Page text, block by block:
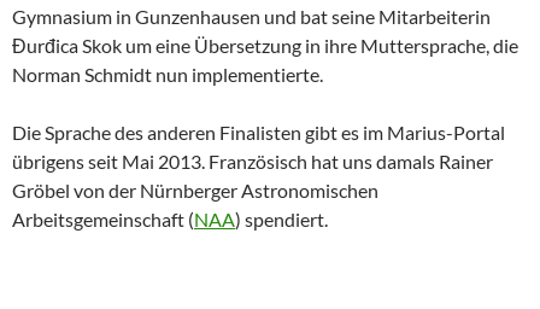
Gymnasium in Gunzenhausen und bat seine Mitarbeiterin
Đurđica Skok um eine Übersetzung in ihre Muttersprache, die
Norman Schmidt nun implementierte.
Die Sprache des anderen Finalisten gibt es im Marius-Portal
übrigens seit Mai 2013. Französisch hat uns damals Rainer
Gröbel von der Nürnberger Astronomischen
Arbeitsgemeinschaft (NAA) spendiert.